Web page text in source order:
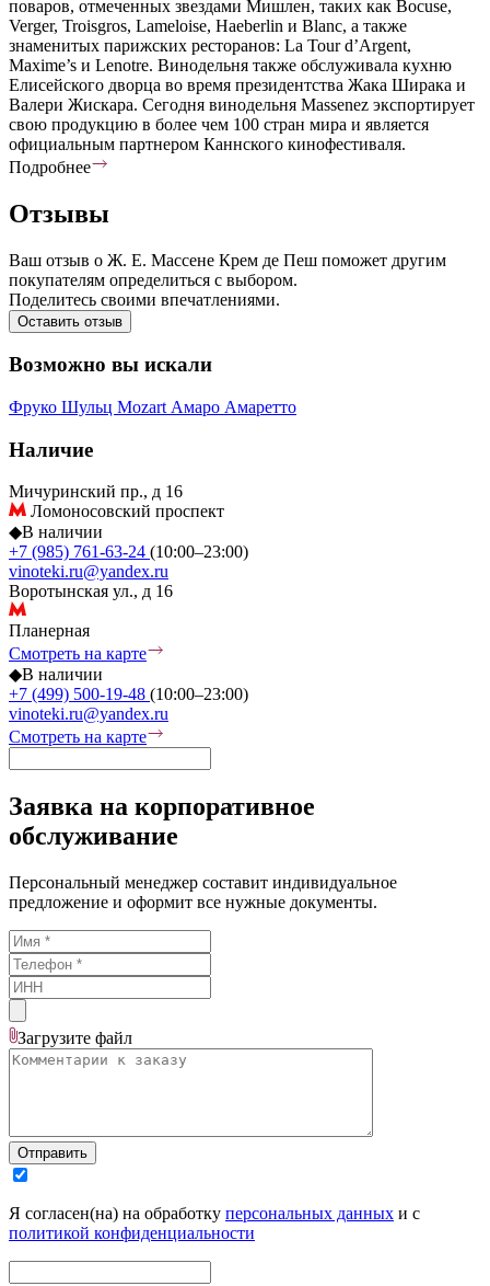
поваров, отмеченных звездами Мишлен, таких как Bocuse,
Verger, Troisgros, Lameloise, Haeberlin и Blanc, а также
знаменитых парижских ресторанов: La Tour d’Argent,
Maxime’s и Lenotre. Винодельня также обслуживала кухню
Елисейского дворца во время президентства Жака Ширака и
Валери Жискара. Сегодня винодельня Massenez экспортирует
свою продукцию в более чем 100 стран мира и является
официальным партнером Каннского кинофестиваля.
Подробнее
Отзывы
Ваш отзыв о Ж. Е. Массене Крем де Пеш поможет другим
покупателям определиться с выбором.
Поделитесь своими впечатлениями.
Оставить отзыв
Возможно вы искали
Фруко Шульц Mozart Амаро Амаретто
Наличие
Мичуринский пр., д 16
Ломоносовский проспект
◆В наличии
+7 (985) 761-63-24 (10:00–23:00)
vinoteki.ru@yandex.ru
Воротынская ул., д 16
Планерная
Смотреть на карте
◆В наличии
+7 (499) 500-19-48 (10:00–23:00)
vinoteki.ru@yandex.ru
Смотреть на карте
Заявка на корпоративное
обслуживание
Персональный менеджер составит индивидуальное
предложение и оформит все нужные документы.
Загрузите файл
Отправить
Я согласен(на) на обработку персональных данных и с
политикой конфиденциальности